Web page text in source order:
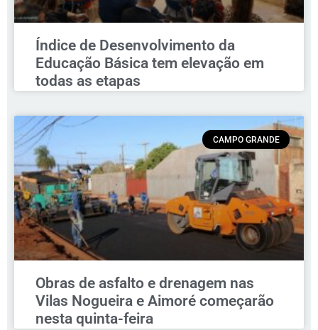
Índice de Desenvolvimento da
Educação Básica tem elevação em
todas as etapas
CAMPO GRANDE
Obras de asfalto e drenagem nas
Vilas Nogueira e Aimoré começarão
nesta quinta-feira